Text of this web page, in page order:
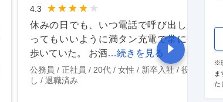
4.3
休みの日でも、いつ電話で呼び出しがあ
ってもいいように満タン充電で常に持ち
歩いていた。 お酒…続きを見る
公務員 正社員 20代 女性 新卒入社
役職な
し
退職済み
※
ま
た